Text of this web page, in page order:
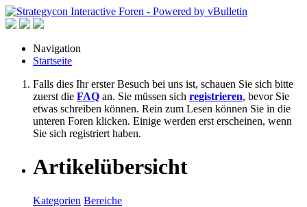
Navigation
Startseite
Falls dies Ihr erster Besuch bei uns ist, schauen Sie sich bitte
zuerst die FAQ an. Sie müssen sich registrieren, bevor Sie
etwas schreiben können. Rein zum Lesen können Sie in die
unteren Foren klicken. Einige werden erst erscheinen, wenn
Sie sich registriert haben.
Artikelübersicht
Kategorien Bereiche